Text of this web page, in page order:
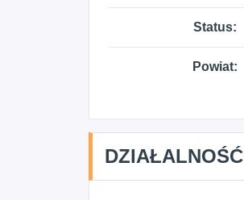
Status:
Powiat:
DZIAŁALNOŚĆ